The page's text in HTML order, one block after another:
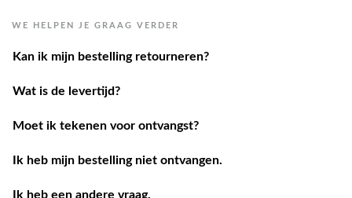
WE HELPEN JE GRAAG VERDER
Kan ik mijn bestelling retourneren?
Wat is de levertijd?
Moet ik tekenen voor ontvangst?
Ik heb mijn bestelling niet ontvangen.
Ik heb een andere vraag.